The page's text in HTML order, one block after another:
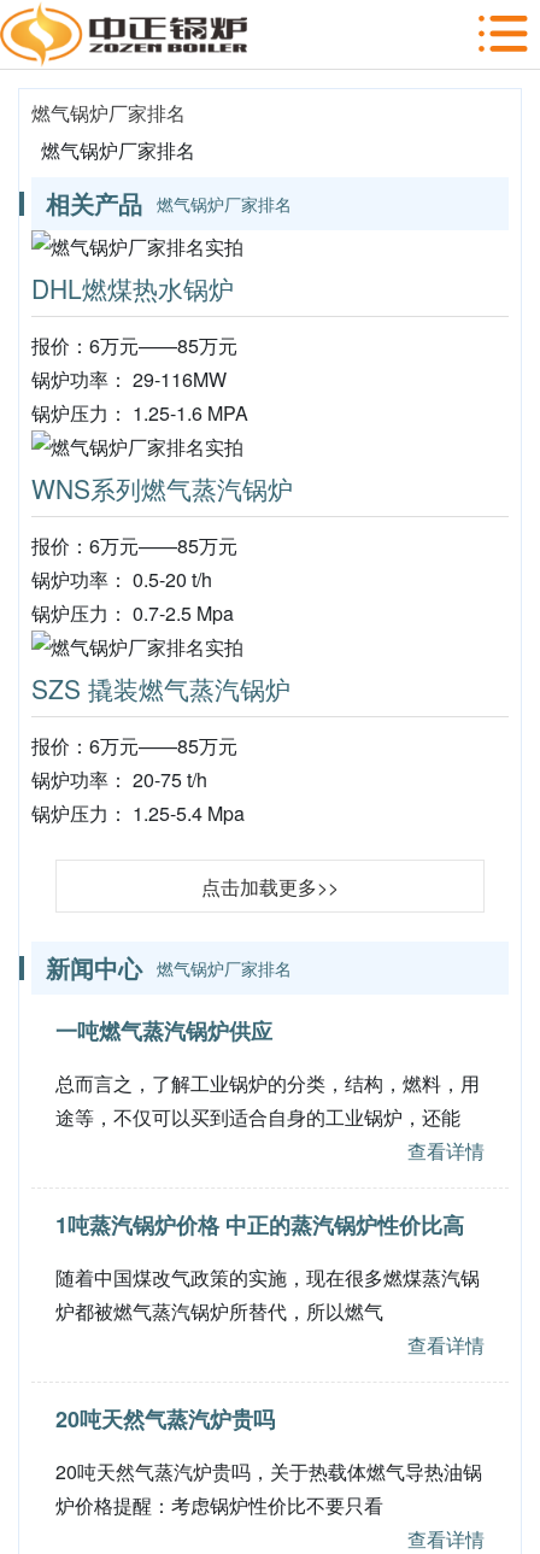
燃气锅炉厂家排名
燃气锅炉厂家排名
相关产品 燃气锅炉厂家排名
DHL燃煤热水锅炉
报价：6万元——85万元
锅炉功率： 29-116MW
锅炉压力： 1.25-1.6 MPA
WNS系列燃气蒸汽锅炉
报价：6万元——85万元
锅炉功率： 0.5-20 t/h
锅炉压力： 0.7-2.5 Mpa
SZS 撬装燃气蒸汽锅炉
报价：6万元——85万元
锅炉功率： 20-75 t/h
锅炉压力： 1.25-5.4 Mpa
点击加载更多>>
新闻中心 燃气锅炉厂家排名
一吨燃气蒸汽锅炉供应
总而言之，了解工业锅炉的分类，结构，燃料，用
途等，不仅可以买到适合自身的工业锅炉，还能
查看详情
1吨蒸汽锅炉价格 中正的蒸汽锅炉性价比高
随着中国煤改气政策的实施，现在很多燃煤蒸汽锅
炉都被燃气蒸汽锅炉所替代，所以燃气
查看详情
20吨天然气蒸汽炉贵吗
20吨天然气蒸汽炉贵吗，关于热载体燃气导热油锅
炉价格提醒：考虑锅炉性价比不要只看
查看详情